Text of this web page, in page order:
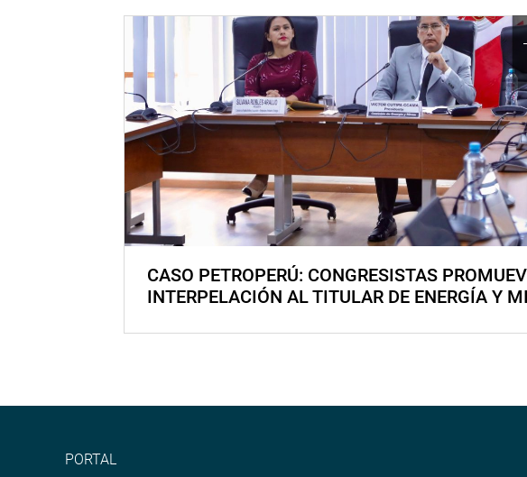
CASO PETROPERÚ: CONGRESISTAS
INTERPELACIÓN AL TITULAR DE ENERGÍA Y
PORTAL